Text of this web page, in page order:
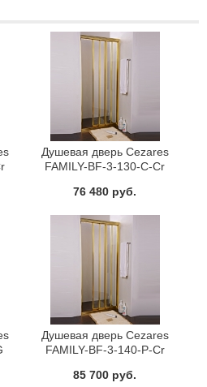
Душевая дверь Cezares
FAMILY-BF-3-130-C-Cr
76 480 руб.
Душевая дверь Cezares
FAMILY-BF-3-140-P-Cr
85 700 руб.